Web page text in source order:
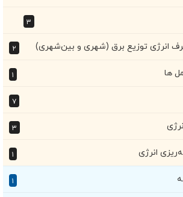
۳
انرژی توزیع برق (شهری و بین‌شهری) ۲
ها
۷
۳
انرژی